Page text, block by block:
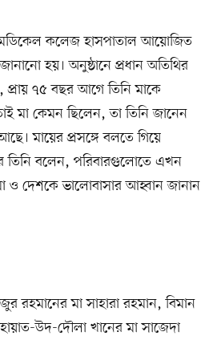
কলেজ হাসপাতাল আয়োজিত
হয়। অনুষ্ঠানে প্রধান অতিথির
প্রায় ৭৫ বছর আগে তিনি মাকে
মা কেমন ছিলেন, তা তিনি জানেন
মায়ের প্রসঙ্গে বলতে গিয়ে
তিনি বলেন, পরিবারগুলোতে এখন
ও দেশকে ভালোবাসার আহ্বান জানান
রহমানের মা সাহারা রহমান, বিমান
উদ-দৌলা খানের মা সাজেদা